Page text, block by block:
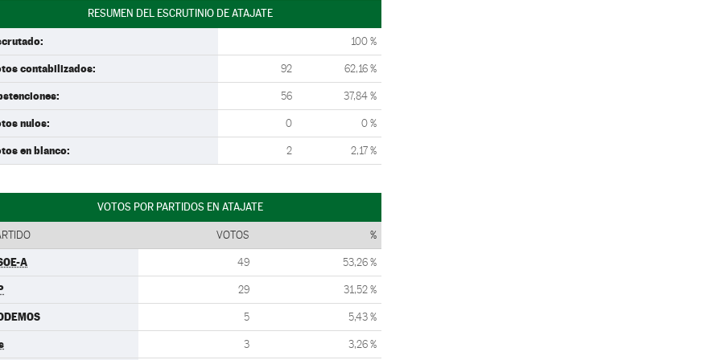
RESUMEN DEL ESCRUTINIO DE ATAJATE
100 %
contabilizados: 92 62,16 %
56 37,84 %
nulos: 0 0 %
en blanco: 2 2,17 %
VOTOS POR PARTIDOS EN ATAJATE
VOTOS %
A 49 53,26 %
29 31,52 %
5 5,43 %
3 3,26 %